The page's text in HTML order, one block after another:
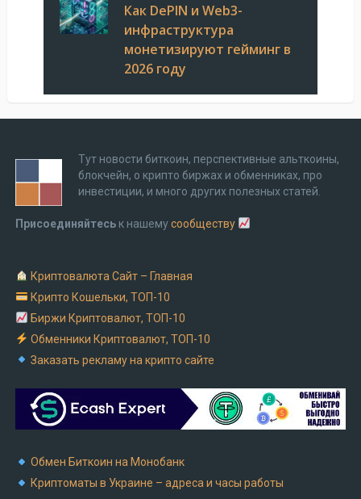
Как DePIN и Web3-
инфраструктура
монетизируют гейминг в
2026 году
Тут новости биткоин, перспективные альткоины,
блокчейн, о крипто биржах и обменниках, про
инвестиции, и много других полезных статей.
Присоединяйтесь к нашемусообществу
Криптовалюта Cайт – Главная
Крипто Кошельки, ТОП-10
Биржи Криптовалют, ТОП-10
Обменники Криптовалют, ТОП-10
Заказать рекламу на крипто сайте
Обмен Биткоин на Монобанк
Криптоматы в Украине – адреса и часы работы